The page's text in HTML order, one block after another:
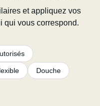
et appliquez vos
qui vous correspond.
Douche